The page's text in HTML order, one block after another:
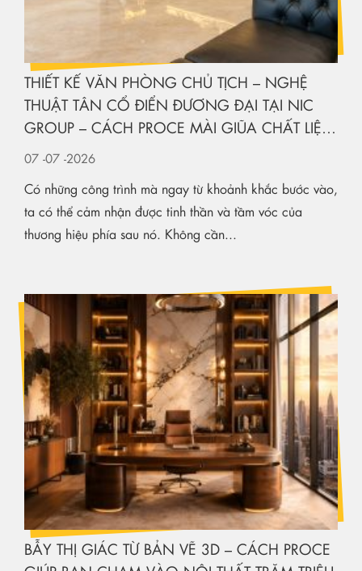
THIẾT KẾ VĂN PHÒNG CHỦ TỊCH – NGHỆ
THUẬT TÂN CỔ ĐIỂN ĐƯƠNG ĐẠI TẠI NIC
GROUP – CÁCH PROCE MÀI GIŨA CHẤT LIỆU
KIẾN TẠO KHÔNG GIAN HẠNG SANG
07 -07 -2026
Có những công trình mà ngay từ khoảnh khắc bước vào,
ta có thể cảm nhận được tinh thần và tầm vóc của
thương hiệu phía sau nó. Không cần...
BẪY THỊ GIÁC TỪ BẢN VẼ 3D – CÁCH PROCE